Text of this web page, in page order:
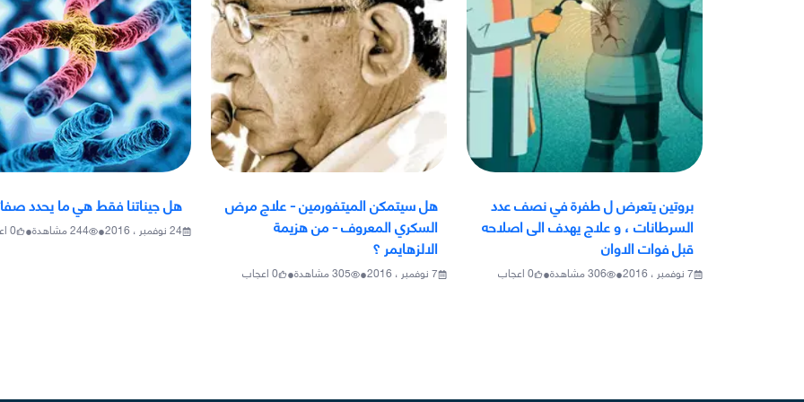
بروتين يتعرض ل طفرة في نصف عدد
السرطانات ، و علاج يهدف الى اصلاحه
قبل فوات الاوان
7 نوفمبر ، 2016 •
306مشاهدة•
0اعجاب
هل سيتمكن الميتفورمين - علاج مرض
السكري المعروف - من هزيمة
الالزهايمر ؟
7 نوفمبر ، 2016 •
305مشاهدة•
0اعجاب
هل جيناتنا فقط هي ما يحدد
24 نوفمبر ، 2016 •
244مشاهدة•
0